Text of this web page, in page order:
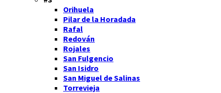
Orihuela
Pilar de la Horadada
Rafal
Redován
Rojales
San Fulgencio
San Isidro
San Miguel de Salinas
Torrevieja